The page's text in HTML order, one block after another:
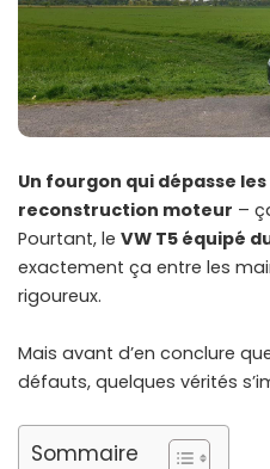
Un fourgon qui dépasse
reconstruction moteur –
Pourtant, le VW T5 équipé
exactement ça entre les
rigoureux.
Mais avant d’en conclure
défauts, quelques vérités
Sommaire